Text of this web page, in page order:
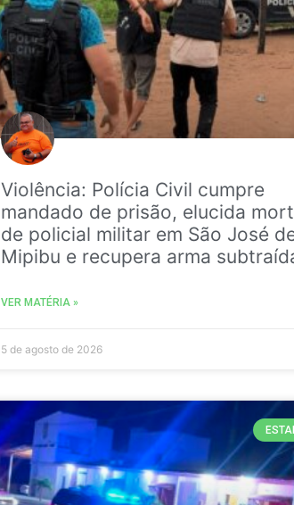
Violência: Polícia Civil cumpre
mandado de prisão, elucida
de policial militar em São José
Mipibu e recupera arma
VER MATÉRIA »
5 de agosto de 2026